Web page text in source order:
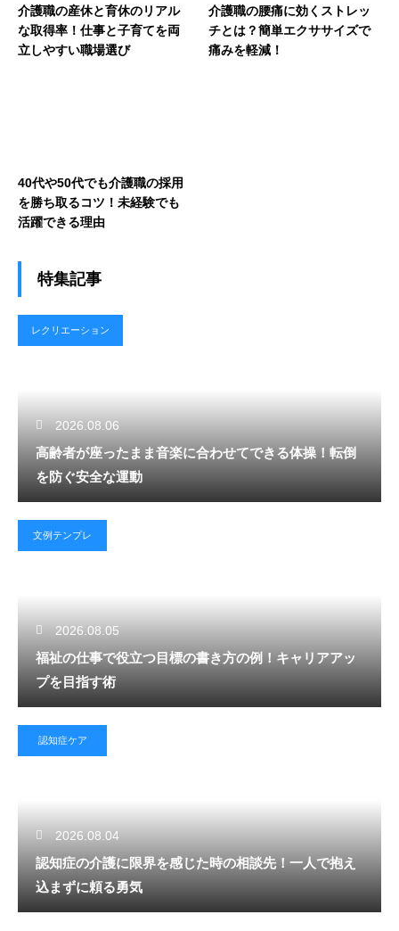
介護職の産休と育休のリアル
な取得率！仕事と子育てを両
立しやすい職場選び
介護職の腰痛に効くストレッ
チとは？簡単エクササイズで
痛みを軽減！
40代や50代でも介護職の採用
を勝ち取るコツ！未経験でも
活躍できる理由
特集記事
レクリエーション
2026.08.06
高齢者が座ったまま音楽に合わせてできる体操！転倒
を防ぐ安全な運動
文例テンプレ
2026.08.05
福祉の仕事で役立つ目標の書き方の例！キャリアアッ
プを目指す術
認知症ケア
2026.08.04
認知症の介護に限界を感じた時の相談先！一人で抱え
込まずに頼る勇気